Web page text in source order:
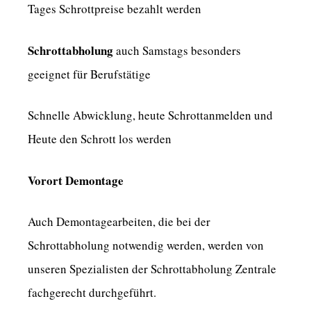
Tages Schrottpreise bezahlt werden
Schrottabholungauch Samstags besonders
geeignet für Berufstätige
Schnelle Abwicklung, heute Schrottanmelden und
Heute den Schrott los werden
Vorort Demontage
Auch Demontagearbeiten, die bei der
Schrottabholung notwendig werden, werden von
unseren Spezialisten der Schrottabholung Zentrale
fachgerecht durchgeführt.